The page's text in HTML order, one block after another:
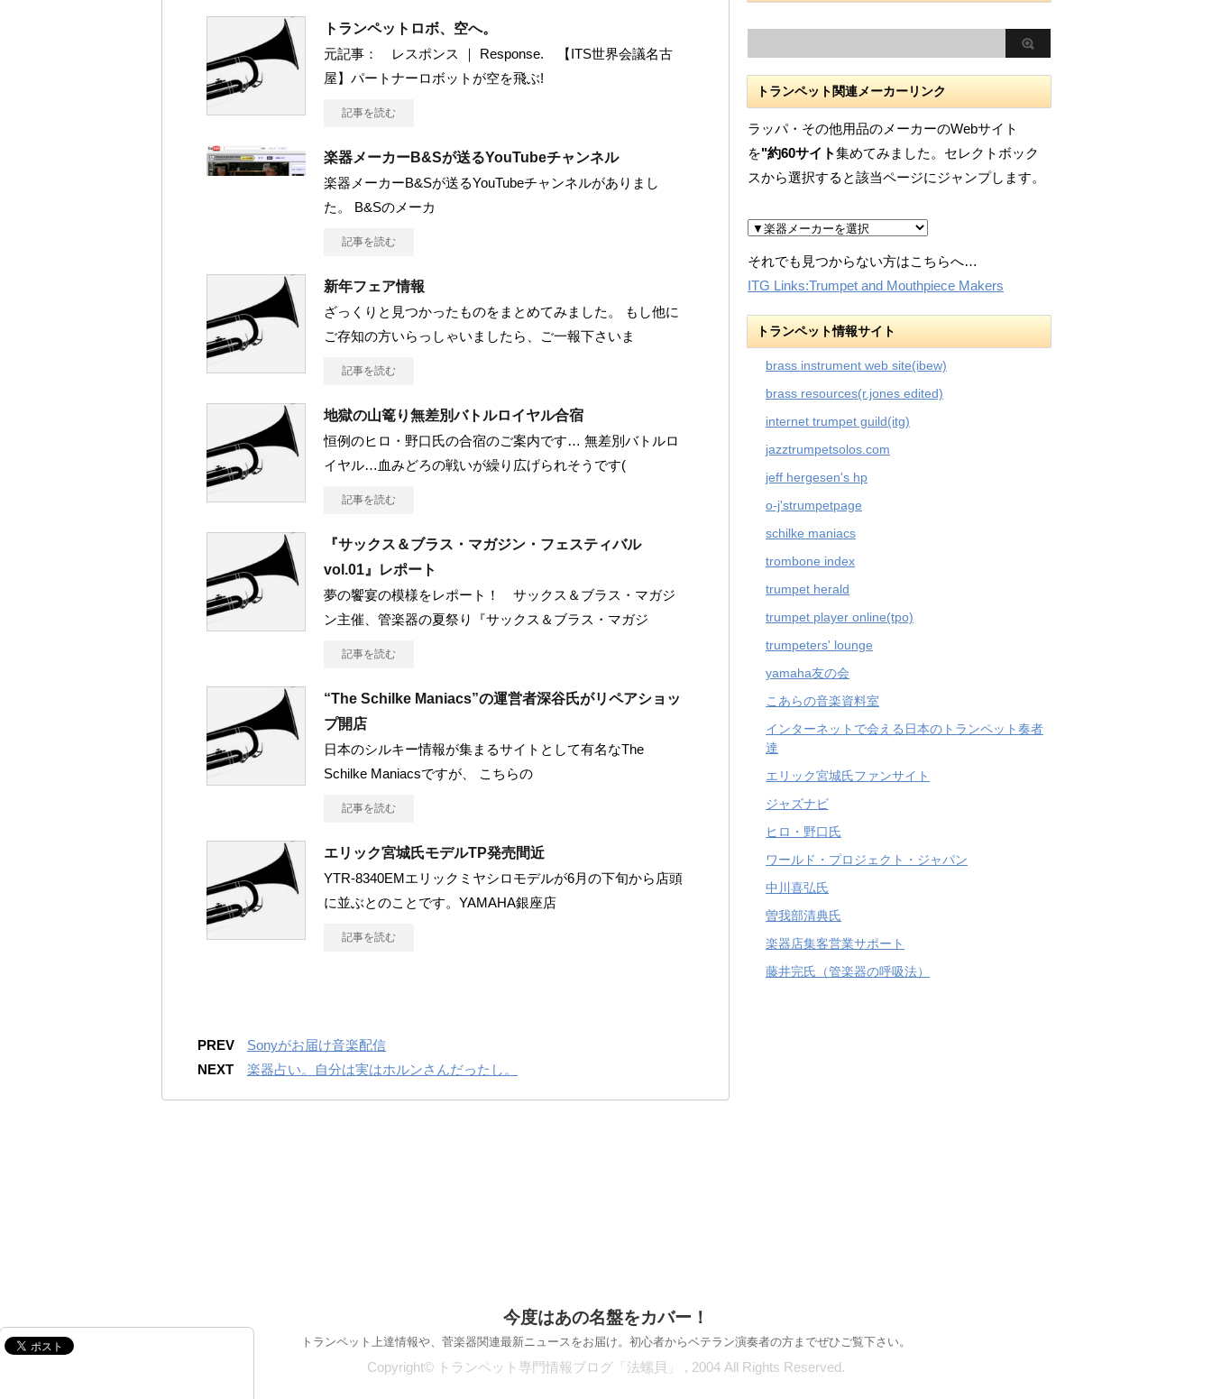
トランペットロボ、空へ。
元記事： レスポンス ｜ Response. 【ITS世界会議名古
屋】パートナーロボットが空を飛ぶ!
記事を読む
楽器メーカーB&Sが送るYouTubeチャンネル
楽器メーカーB&Sが送るYouTubeチャンネルがありまし
た。 B&Sのメーカ
記事を読む
新年フェア情報
ざっくりと見つかったものをまとめてみました。 もし他に
ご存知の方いらっしゃいましたら、ご一報下さいま
記事を読む
地獄の山篭り無差別バトルロイヤル合宿
恒例のヒロ・野口氏の合宿のご案内です… 無差別バトルロ
イヤル…血みどろの戦いが繰り広げられそうです(
記事を読む
『サックス＆ブラス・マガジン・フェスティバル
vol.01』レポート
夢の饗宴の模様をレポート！ サックス＆ブラス・マガジ
ン主催、管楽器の夏祭り『サックス＆ブラス・マガジ
記事を読む
“The Schilke Maniacs”の運営者深谷氏がリペアショッ
プ開店
日本のシルキー情報が集まるサイトとして有名なThe
Schilke Maniacsですが、 こちらの
記事を読む
エリック宮城氏モデルTP発売間近
YTR-8340EMエリックミヤシロモデルが6月の下旬から店頭
に並ぶとのことです。YAMAHA銀座店
記事を読む
PREV
Sonyがお届け音楽配信
NEXT
楽器占い。自分は実はホルンさんだったし。
トランペット関連メーカーリンク
ラッパ・その他用品のメーカーのWebサイト
を"約60サイト集めてみました。セレクトボック
スから選択すると該当ページにジャンプします。
それでも見つからない方はこちらへ…
ITG Links:Trumpet and Mouthpiece Makers
トランペット情報サイト
brass instrument web site(ibew)
brass resources(r.jones edited)
internet trumpet guild(itg)
jazztrumpetsolos.com
jeff hergesen's hp
o-j'strumpetpage
schilke maniacs
trombone index
trumpet herald
trumpet player online(tpo)
trumpeters' lounge
yamaha友の会
こあらの音楽資料室
インターネットで会える日本のトランペット奏者
達
エリック宮城氏ファンサイト
ジャズナビ
ヒロ・野口氏
ワールド・プロジェクト・ジャパン
中川喜弘氏
曽我部清典氏
楽器店集客営業サポート
藤井完氏（管楽器の呼吸法）
今度はあの名盤をカバー！
トランペット上達情報や、菅楽器関連最新ニュースをお届け。初心者からベテラン演奏者の方までぜひご覧下さい。
Copyright© トランペット専門情報ブログ「法螺貝」 , 2004 All Rights Reserved.